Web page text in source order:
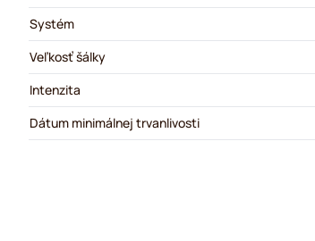
Systém
Veľkosť šálky
Intenzita
Dátum minimálnej trvanlivosti